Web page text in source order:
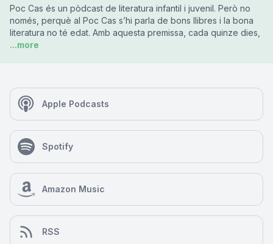
Poc Cas és un pòdcast de literatura infantil i juvenil. Però no
només, perquè al Poc Cas s’hi parla de bons llibres i la bona
literatura no té edat. Amb aquesta premissa, cada quinze dies,
...more
Apple Podcasts
Spotify
Amazon Music
RSS